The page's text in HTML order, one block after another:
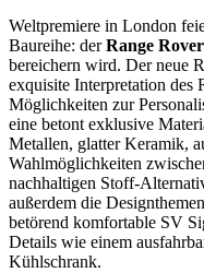
Weltpremiere in London
Baureihe: derRange
bereichern wird. Der neue
exquisite Interpretation des
Möglichkeiten zur
eine betont exklusive
Metallen, glatter Keramik,
Wahlmöglichkeiten
nachhaltigen Stoff-
außerdem die
betörend komfortable SV
Details wie einem
Kühlschrank.